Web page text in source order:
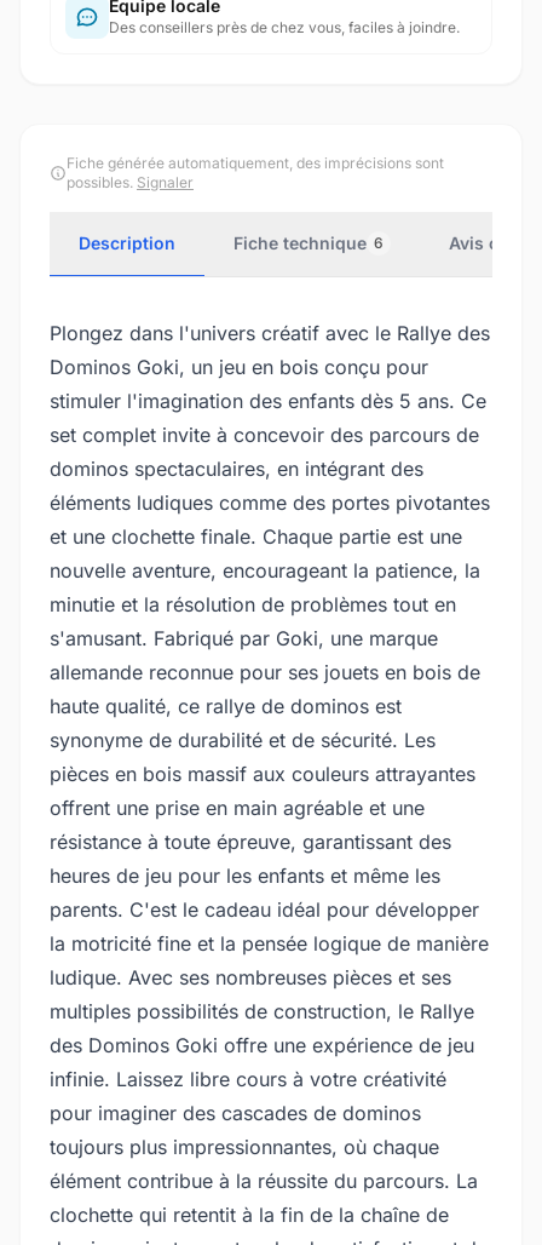
Équipe locale
Des conseillers près de chez vous, faciles à joindre.
Fiche générée automatiquement, des imprécisions sont
possibles. Signaler
Description Fiche technique 6 Avis
Plongez dans l'univers créatif avec le Rallye des
Dominos Goki, un jeu en bois conçu pour
stimuler l'imagination des enfants dès 5 ans. Ce
set complet invite à concevoir des parcours de
dominos spectaculaires, en intégrant des
éléments ludiques comme des portes pivotantes
et une clochette finale. Chaque partie est une
nouvelle aventure, encourageant la patience, la
minutie et la résolution de problèmes tout en
s'amusant. Fabriqué par Goki, une marque
allemande reconnue pour ses jouets en bois de
haute qualité, ce rallye de dominos est
synonyme de durabilité et de sécurité. Les
pièces en bois massif aux couleurs attrayantes
offrent une prise en main agréable et une
résistance à toute épreuve, garantissant des
heures de jeu pour les enfants et même les
parents. C'est le cadeau idéal pour développer
la motricité fine et la pensée logique de manière
ludique. Avec ses nombreuses pièces et ses
multiples possibilités de construction, le Rallye
des Dominos Goki offre une expérience de jeu
infinie. Laissez libre cours à votre créativité
pour imaginer des cascades de dominos
toujours plus impressionnantes, où chaque
élément contribue à la réussite du parcours. La
clochette qui retentit à la fin de la chaîne de